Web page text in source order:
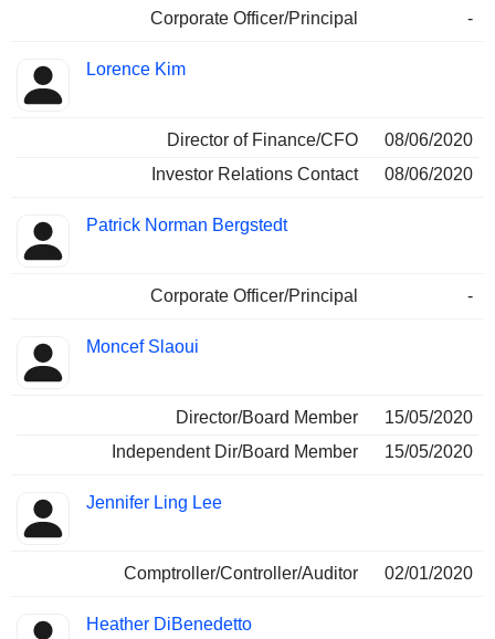
Corporate Officer/Principal -
Lorence Kim
Director of Finance/CFO
08/06/2020
Investor Relations Contact
08/06/2020
Patrick Norman Bergstedt
Corporate Officer/Principal -
Moncef Slaoui
Director/Board Member
15/05/2020
Independent Dir/Board Member
15/05/2020
Jennifer Ling Lee
Comptroller/Controller/Auditor 02/01/2020
Heather DiBenedetto